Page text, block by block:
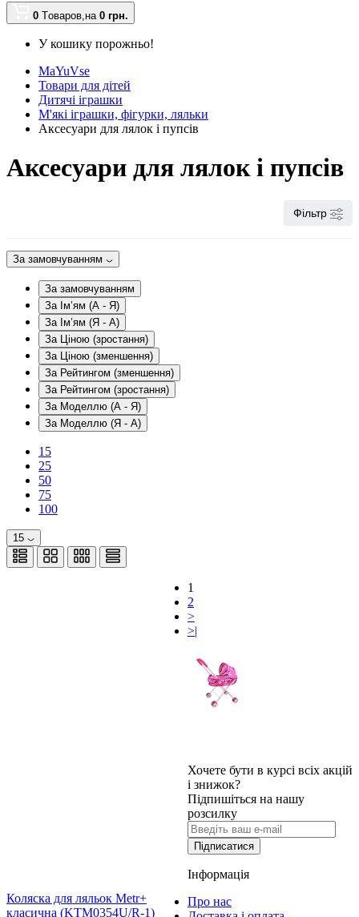
0 Tоваров,на 0 грн.
У кошику порожньо!
MaYuVse
Товари для дітей
Дитячі іграшки
М'які іграшки, фігурки, ляльки
Аксесуари для лялок і пупсів
Аксесуари для лялок і пупсів
Фільтр
За замовчуванням
За замовчуванням
За Ім’ям (A - Я)
За Ім’ям (Я - A)
За Ціною (зростання)
За Ціною (зменшення)
За Рейтингом (зменшення)
За Рейтингом (зростання)
За Моделлю (A - Я)
За Моделлю (Я - A)
15
25
50
75
100
15
Коляска для ляльок Metr+
класична (KTM0354U/R-1)
1
2
>
>|
Хочете бути в курсі всіх акцій
і знижок?
Підпишіться на нашу
розсилку
Підписатися
Інформація
Про нас